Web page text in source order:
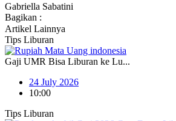
Gabriella Sabatini
Bagikan :
Artikel Lainnya
Tips Liburan
Gaji UMR Bisa Liburan ke Lu...
24 July 2026
10:00
Tips Liburan